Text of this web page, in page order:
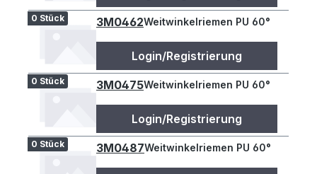
0 Stück 3M0462Weitwinkelriemen PU 60°
Login/Registrierung
0 Stück 3M0475Weitwinkelriemen PU 60°
Login/Registrierung
0 Stück 3M0487Weitwinkelriemen PU 60°